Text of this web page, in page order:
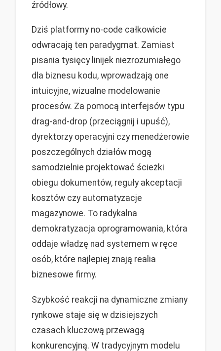
źródłowy.
Dziś platformy no-code całkowicie
odwracają ten paradygmat. Zamiast
pisania tysięcy linijek niezrozumiałego
dla biznesu kodu, wprowadzają one
intuicyjne, wizualne modelowanie
procesów. Za pomocą interfejsów typu
drag-and-drop (przeciągnij i upuść),
dyrektorzy operacyjni czy menedżerowie
poszczególnych działów mogą
samodzielnie projektować ścieżki
obiegu dokumentów, reguły akceptacji
kosztów czy automatyzacje
magazynowe. To radykalna
demokratyzacja oprogramowania, która
oddaje władzę nad systemem w ręce
osób, które najlepiej znają realia
biznesowe firmy.
Szybkość reakcji na dynamiczne zmiany
rynkowe staje się w dzisiejszych
czasach kluczową przewagą
konkurencyjną. W tradycyjnym modelu